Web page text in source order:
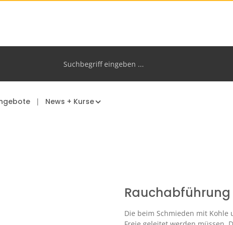
News + Kurse
Rauchabführung
Die beim Schmieden mit Kohle